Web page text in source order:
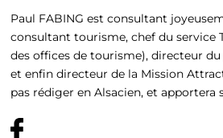
Paul FABING est consultant
consultant tourisme, chef du service
des offices de tourisme), directeur
et enfin directeur de la Mission
pas rédiger en Alsacien, et apportera